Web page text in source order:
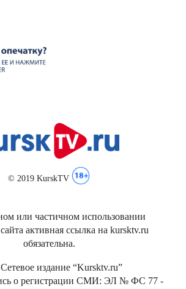
© 2019 KurskTV
или частичном использовании
активная ссылка на kursktv.ru
обязательна.
издание “Kursktv.ru”
о регистрации СМИ: ЭЛ № ФС 77 -